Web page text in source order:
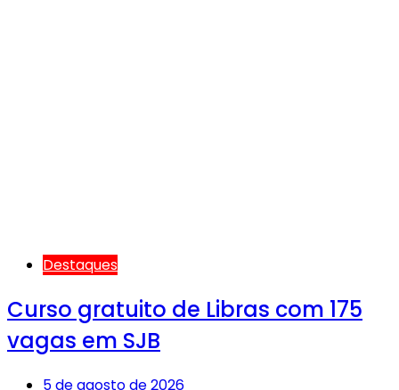
Destaques
Curso gratuito de Libras com 175
vagas em SJB
5 de agosto de 2026